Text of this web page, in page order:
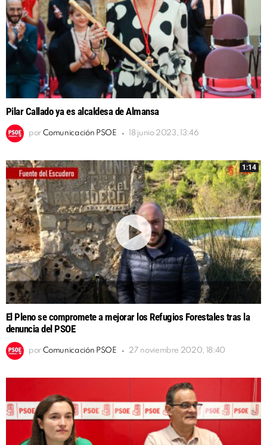
Pilar Callado ya es alcaldesa de Almansa
por Comunicación PSOE 18 junio 2023, 13:46
1:14
El Pleno se compromete a mejorar los Refugios Forestales tras la
denuncia del PSOE
por Comunicación PSOE 27 noviembre 2020, 18:40